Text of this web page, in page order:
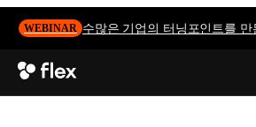
WEBINAR 수많은 기업의 터닝포인트를 만